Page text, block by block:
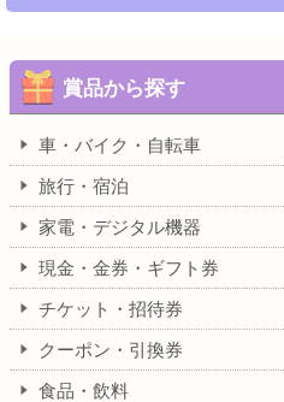
賞品から探す
車・バイク・自転車
旅行・宿泊
家電・デジタル機器
現金・金券・ギフト券
チケット・招待券
クーポン・引換券
食品・飲料